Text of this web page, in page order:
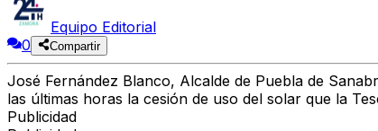
Equipo Editorial
0
Compartir
José Fernández Blanco, Alcalde de Puebla de
las últimas horas la cesión de uso del solar que la
Publicidad